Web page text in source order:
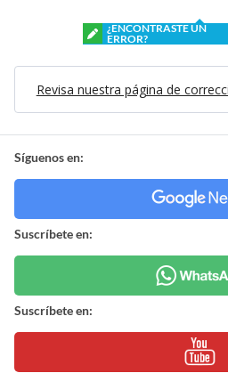
¿ENCONTRASTE UN
ERROR?
Revisa nuestra página de
Síguenos en:
Suscríbete en:
Suscríbete en: